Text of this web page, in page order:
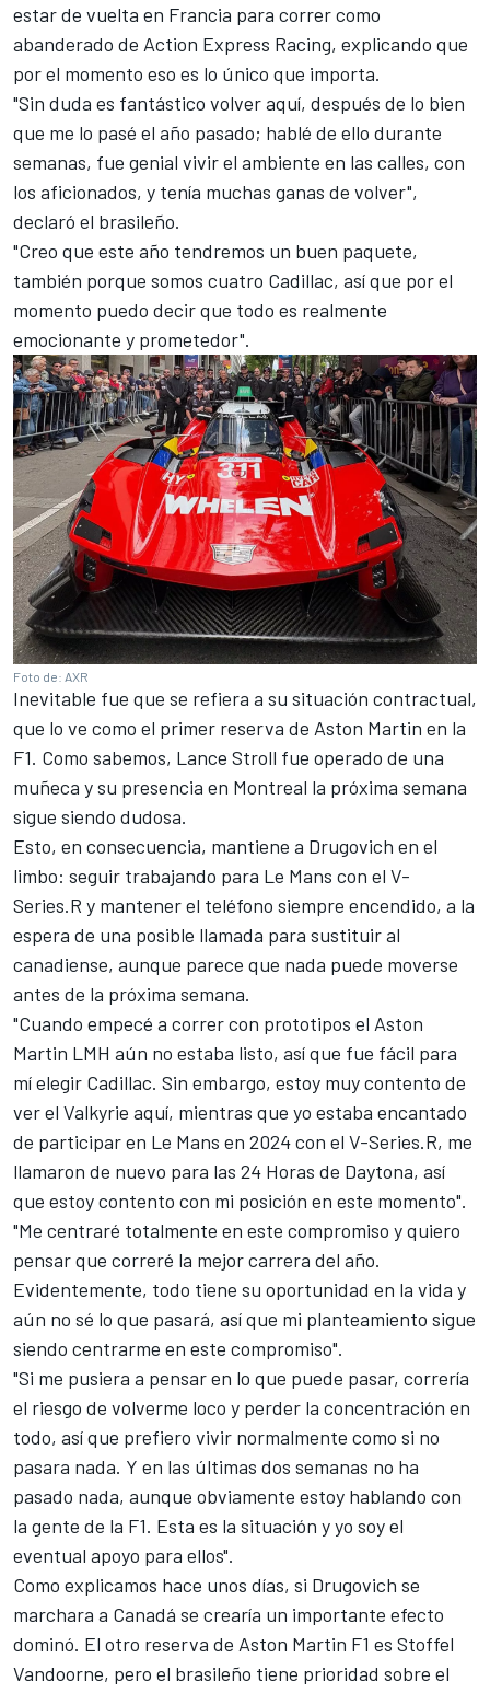
estar de vuelta en Francia para correr como
abanderado de Action Express Racing, explicando que
por el momento eso es lo único que importa.
"Sin duda es fantástico volver aquí, después de lo bien
que me lo pasé el año pasado; hablé de ello durante
semanas, fue genial vivir el ambiente en las calles, con
los aficionados, y tenía muchas ganas de volver",
declaró el brasileño.
"Creo que este año tendremos un buen paquete,
también porque somos cuatro Cadillac, así que por el
momento puedo decir que todo es realmente
emocionante y prometedor".
Foto de: AXR
Inevitable fue que se refiera a su situación contractual,
que lo ve como el primer reserva de Aston Martin en la
F1. Como sabemos, Lance Stroll fue operado de una
muñeca y su presencia en Montreal la próxima semana
sigue siendo dudosa.
Esto, en consecuencia, mantiene a Drugovich en el
limbo: seguir trabajando para Le Mans con el V-
Series.R y mantener el teléfono siempre encendido, a la
espera de una posible llamada para sustituir al
canadiense, aunque parece que nada puede moverse
antes de la próxima semana.
"Cuando empecé a correr con prototipos el Aston
Martin LMH aún no estaba listo, así que fue fácil para
mí elegir Cadillac. Sin embargo, estoy muy contento de
ver el Valkyrie aquí, mientras que yo estaba encantado
de participar en Le Mans en 2024 con el V-Series.R, me
llamaron de nuevo para las 24 Horas de Daytona, así
que estoy contento con mi posición en este momento".
"Me centraré totalmente en este compromiso y quiero
pensar que correré la mejor carrera del año.
Evidentemente, todo tiene su oportunidad en la vida y
aún no sé lo que pasará, así que mi planteamiento sigue
siendo centrarme en este compromiso".
"Si me pusiera a pensar en lo que puede pasar, correría
el riesgo de volverme loco y perder la concentración en
todo, así que prefiero vivir normalmente como si no
pasara nada. Y en las últimas dos semanas no ha
pasado nada, aunque obviamente estoy hablando con
la gente de la F1. Esta es la situación y yo soy el
eventual apoyo para ellos".
Como explicamos hace unos días, si Drugovich se
marchara a Canadá se crearía un importante efecto
dominó. El otro reserva de Aston Martin F1 es Stoffel
Vandoorne, pero el brasileño tiene prioridad sobre el